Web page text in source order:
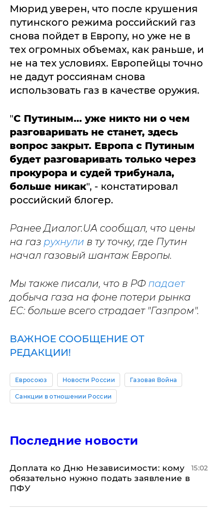
Мюрид уверен, что после крушения
путинского режима российский газ
снова пойдет в Европу, но уже не в
тех огромных объемах, как раньше, и
не на тех условиях. Европейцы точно
не дадут россиянам снова
использовать газ в качестве оружия.
"С Путиным… уже никто ни о чем
разговаривать не станет, здесь
вопрос закрыт. Европа с Путиным
будет разговаривать только через
прокурора и судей трибунала,
больше никак", - констатировал
российский блогер.
Ранее Диалог.UA сообщал, что цены
на газ рухнули в ту точку, где Путин
начал газовый шантаж Европы.
Мы также писали, что в РФ падает
добыча газа на фоне потери рынка
ЕС: больше всего страдает "Газпром".
ВАЖНОЕ СООБЩЕНИЕ ОТ
РЕДАКЦИИ!
Евросоюз Новости России Газовая Война
Санкции в отношении России
Последние новости
Доплата ко Дню Независимости: кому
обязательно нужно подать заявление в
ПФУ
15:02